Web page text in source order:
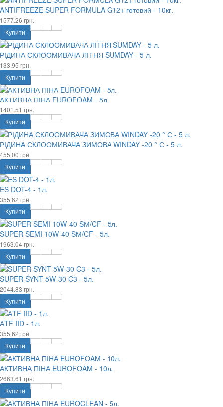
ANTIFREEZE SUPER FORMULA G12+ готовий - 10кг.
1577.26 грн.
Купити
РІДИНА СКЛООМИВАЧА ЛІТНЯ SUMDAY - 5 л.
133.95 грн.
Купити
АКТИВНА ПІНА EUROFOAM - 5л.
1401.51 грн.
Купити
РІДИНА СКЛООМИВАЧА ЗИМОВА WINDAY -20 ° С - 5 л.
455.00 грн.
Купити
ES DOT-4 - 1л.
355.62 грн.
Купити
SUPER SEMI 10W-40 SМ/CF - 5л.
1963.04 грн.
Купити
SUPER SYNT 5W-30 C3 - 5л.
2044.83 грн.
Купити
АTF IID - 1л.
355.62 грн.
Купити
АКТИВНА ПІНА EUROFOAM - 10л.
2663.61 грн.
Купити